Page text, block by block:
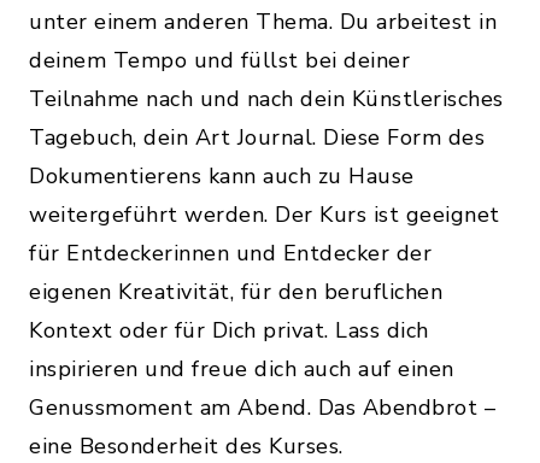
unter einem anderen Thema. Du arbeitest in
deinem Tempo und füllst bei deiner
Teilnahme nach und nach dein Künstlerisches
Tagebuch, dein Art Journal. Diese Form des
Dokumentierens kann auch zu Hause
weitergeführt werden. Der Kurs ist geeignet
für Entdeckerinnen und Entdecker der
eigenen Kreativität, für den beruflichen
Kontext oder für Dich privat. Lass dich
inspirieren und freue dich auch auf einen
Genussmoment am Abend. Das Abendbrot –
eine Besonderheit des Kurses.